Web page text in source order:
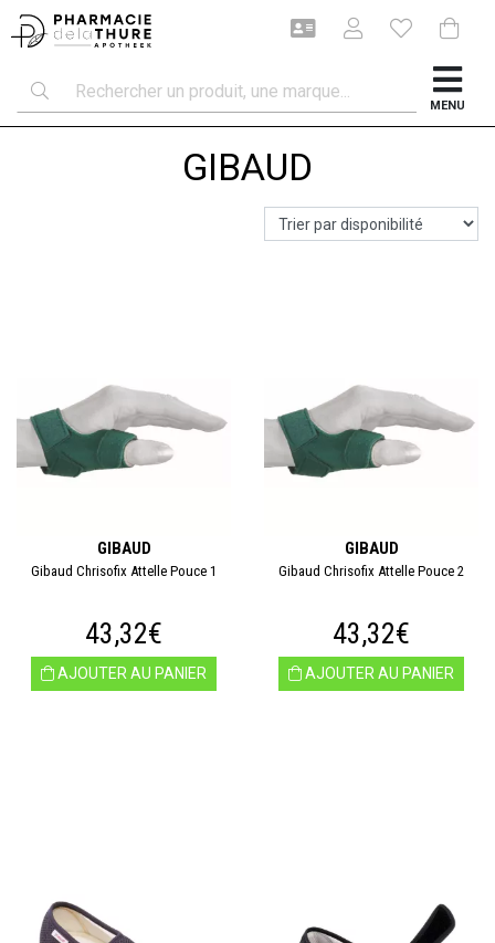
MENU
GIBAUD
GIBAUD
Gibaud Chrisofix Attelle Pouce 1
43,32€
AJOUTER AU PANIER
GIBAUD
Gibaud Chrisofix Attelle Pouce 2
43,32€
AJOUTER AU PANIER